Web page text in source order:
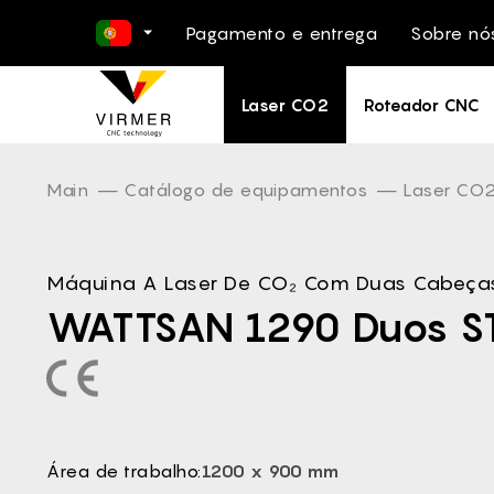
EN -
NL -
FR -
PL -
RO -
EL -
Pagamento e entrega Sobre
Laser CO2 Roteador CNC
Main Catálogo de equipamentos Laser CO2
Máquina A Laser De CO₂ Com Duas
WATTSAN 1290 Duos
Área de trabalho:1200 x 900 mm